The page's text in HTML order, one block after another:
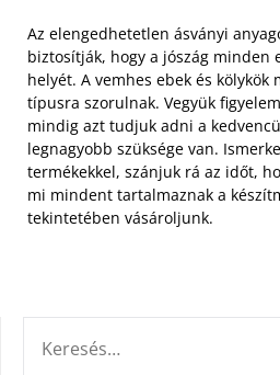
Az elengedhetetlen ásványi
biztosítják, hogy a jószág minden
helyét. A vemhes ebek és
típusra szorulnak. Vegyük
mindig azt tudjuk adni a
legnagyobb szüksége van.
termékekkel, szánjuk rá az időt,
mi mindent tartalmaznak a
tekintetében vásároljunk.